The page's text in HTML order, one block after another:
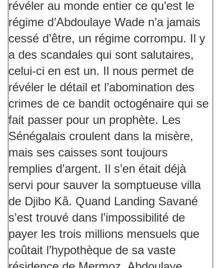
révéler au monde entier ce qu’est le
régime d’Abdoulaye Wade n’a jamais
cessé d’être, un régime corrompu. Il y
a des scandales qui sont salutaires,
celui-ci en est un. Il nous permet de
révéler le détail et l’abomination des
crimes de ce bandit octogénaire qui se
fait passer pour un prophète. Les
Sénégalais croulent dans la misère,
mais ses caisses sont toujours
remplies d’argent. Il s’en était déjà
servi pour sauver la somptueuse villa
de Djibo Kâ. Quand Landing Savané
s’est trouvé dans l’impossibilité de
payer les trois millions mensuels que
coûtait l’hypothèque de sa vaste